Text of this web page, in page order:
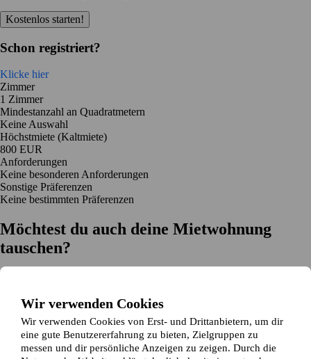
Wir verwenden Cookies
Wir verwenden Cookies von Erst- und Drittanbietern, um dir
eine gute Benutzererfahrung zu bieten, Zielgruppen zu
messen und dir persönliche Anzeigen zu zeigen. Durch die
Kostenlos starten!
Schon registriert?
Klicke hier
Zimmer
1 Zimmer
Mindestanzahl an Quadratmetern
Keine Auswahl
Höchstmiete (Kaltmiete)
800 EUR
Anforderungen
Keine besonderen Anforderungen
Sonstige Präferenzen
Keine bestimmten Präferenzen
Möchtest du auch deine Mietwohnung
tauschen?
Einfache Registrierung in 2 Minuten
Jetzt gratis loslegen
Loslegen
Jetzt gratis loslegen Anzeigen suchenAnmelden